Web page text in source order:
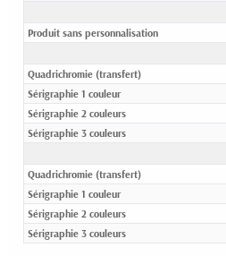
Produit sans personnalisation
Quadrichromie (transfert)
Sérigraphie 1 couleur
Sérigraphie 2 couleurs
Sérigraphie 3 couleurs
Quadrichromie (transfert)
Sérigraphie 1 couleur
Sérigraphie 2 couleurs
Sérigraphie 3 couleurs